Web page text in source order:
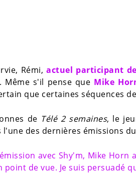
Rémi,actuel participant de
. Même s'il pense que Mike
que certaines séquences
de Télé 2 semaines, le
des dernières émissions
avec Shy'm, Mike
point de vue. Je suis persuadé